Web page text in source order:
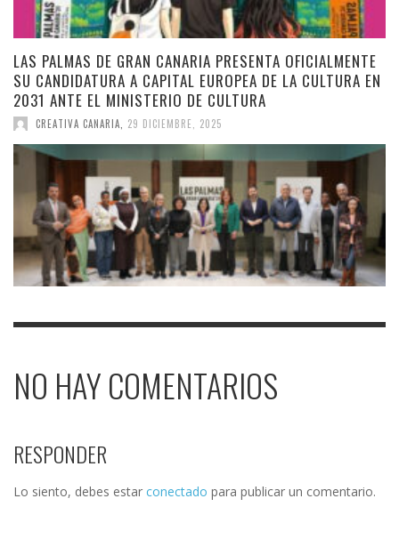
LAS PALMAS DE GRAN CANARIA PRESENTA OFICIALMENTE
SU CANDIDATURA A CAPITAL EUROPEA DE LA CULTURA EN
2031 ANTE EL MINISTERIO DE CULTURA
CREATIVA CANARIA 29 DICIEMBRE, 2025
NO HAY COMENTARIOS
RESPONDER
Lo siento, debes estar conectado para publicar un comentario.